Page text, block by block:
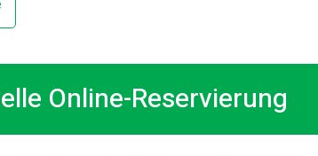
Online-Reservierung